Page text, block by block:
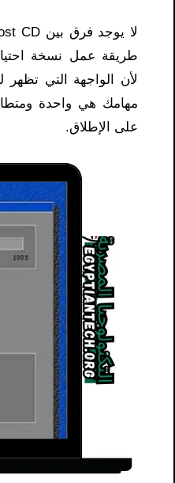
طريقة عمل نسخة
لأن الواجهة التي تظهر
مهامك هي واحدة
على الإطلاق.